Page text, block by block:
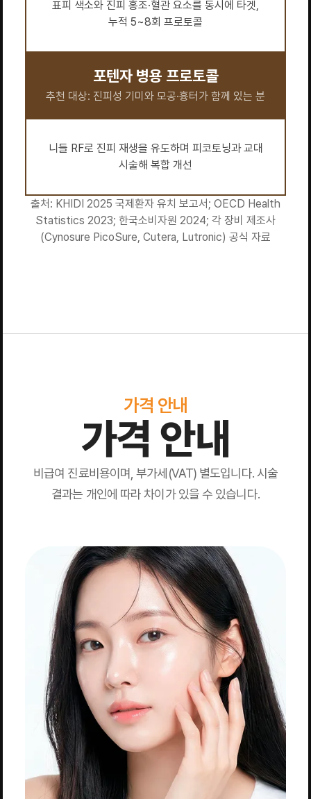
표피 색소와 진피 홍조·혈관 요소를 동시에 타겟,
누적 5~8회 프로토콜
포텐자 병용 프로토콜
추천 대상: 진피성 기미와 모공·흉터가 함께 있는 분
니들 RF로 진피 재생을 유도하며 피코토닝과 교대
시술해 복합 개선
출처: KHIDI 2025 국제환자 유치 보고서; OECD Health
Statistics 2023; 한국소비자원 2024; 각 장비 제조사
(Cynosure PicoSure, Cutera, Lutronic) 공식 자료
가격 안내
가격 안내
비급여 진료비용이며, 부가세(VAT) 별도입니다. 시술
결과는 개인에 따라 차이가 있을 수 있습니다.